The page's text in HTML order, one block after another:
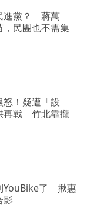
進黨？ 蔣萬
民團也不需集
！疑遭「設
再戰 竹北靠攏
YouBike了 揪惠
影